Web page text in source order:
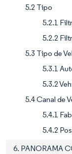
5.2 Tipo
5.2.1
5.2.2
5.3 Tipo de
5.3.1
5.3.2
5.4 Canal de
5.4.1
5.4.2
6. PANORAMA